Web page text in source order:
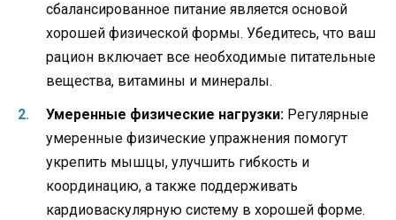
сбалансированное питание является основой
хорошей физической формы. Убедитесь, что ваш
рацион включает все необходимые питательные
вещества, витамины и минералы.
Умеренные физические нагрузки: Регулярные
умеренные физические упражнения помогут
укрепить мышцы, улучшить гибкость и
координацию, а также поддерживать
кардиоваскулярную систему в хорошей форме.